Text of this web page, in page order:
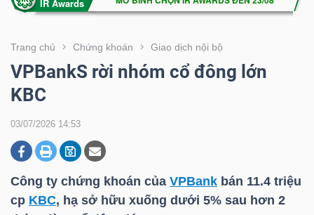
Trang chủ Chứng khoán Giao dịch nội bộ
VPBankS rời nhóm cổ đông lớn
KBC
03/07/2026 14:53
Công ty chứng khoán của VPBank bán 11.4 triệu
cp KBC, hạ sở hữu xuống dưới 5% sau hơn 2
VIETSTOCK
CHỨNG
DOANH
NGHIỆP